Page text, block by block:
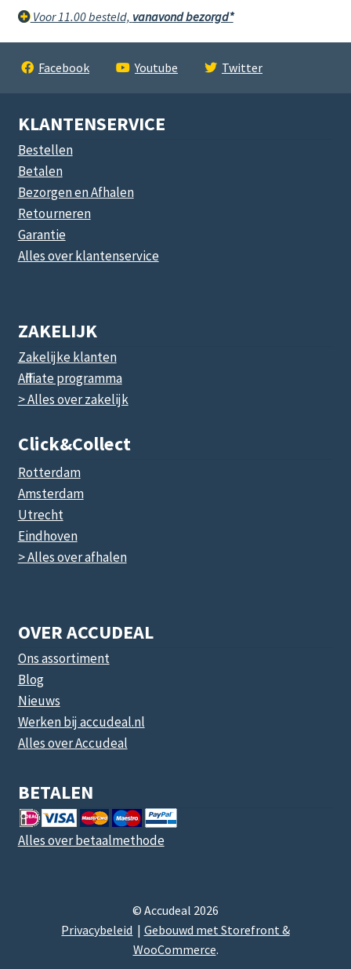
Voor 11.00 besteld, vanavond bezorgd*
Facebook Youtube Twitter
KLANTENSERVICE
Bestellen
Betalen
Bezorgen en Afhalen
Retourneren
Garantie
Alles over klantenservice
ZAKELIJK
Zakelijke klanten
Affiliate programma
> Alles over zakelijk
Click&collect
Rotterdam
Amsterdam
Utrecht
Eindhoven
> Alles over afhalen
OVER ACCUDEAL
Ons assortiment
Blog
Nieuws
Werken bij accudeal.nl
Alles over Accudeal
BETALEN
Alles over betaalmethode
© Accudeal 2026
Privacybeleid
Gebouwd met Storefront &
WooCommerce.